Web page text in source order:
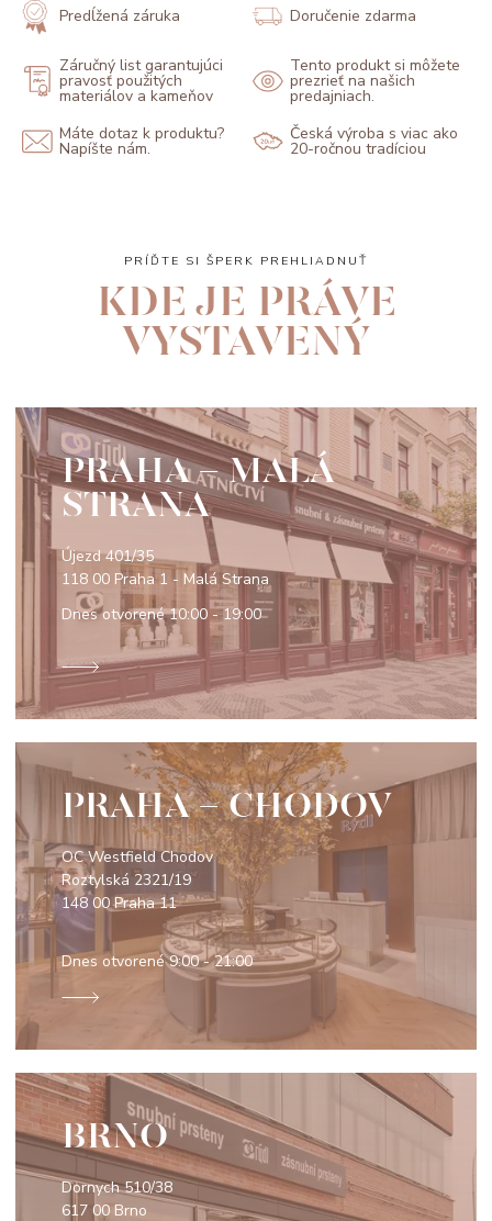
Predĺžená záruka Doručenie zdarma
Záručný list garantujúci
pravosť použitých
materiálov a kameňov
Tento produkt si môžete
prezrieť na našich
predajniach.
Máte dotaz k produktu?
Napíšte nám.
Česká výroba s viac ako
20-ročnou tradíciou
PRÍĎTE SI ŠPERK PREHLIADNUŤ
KDE JE PRÁVE
VYSTAVENÝ
PRAHA - MALÁ
STRANA
Újezd 401/35
118 00 Praha 1 - Malá Strana
Dnes otvorené10:00 - 19:00
PRAHA - CHODOV
OC Westfield Chodov
Roztylská 2321/19
148 00 Praha 11
Dnes otvorené9:00 - 21:00
BRNO
Dornych 510/38
617 00 Brno